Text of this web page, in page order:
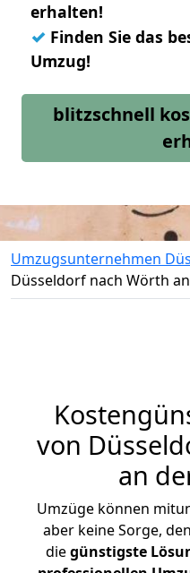
erhalten!
✓ Finden Sie das
Umzug!
blitzschnell
Umzugsunternehmen
Düsseldorf nach Wörth
von
an
Umzüge können
aber keine Sorge,
diegünstigste